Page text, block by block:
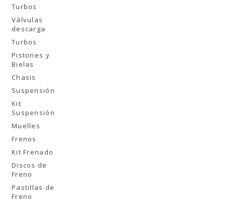
Turbos
Válvulas
descarga
Turbos
Pistones y
Bielas
Chasis
Suspensión
Kit
Suspensión
Muelles
Frenos
Kit Frenado
Discos de
Freno
Pastillas de
Freno